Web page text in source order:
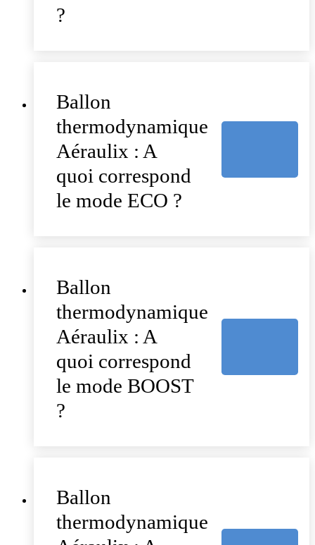
?
Ballon
thermodynamique
Aéraulix : A
quoi correspond
le mode ECO ?
Ballon
thermodynamique
Aéraulix : A
quoi correspond
le mode BOOST
?
Ballon
thermodynamique